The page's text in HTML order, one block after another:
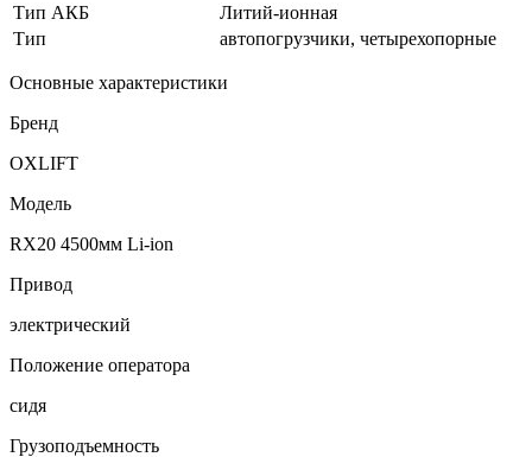
Тип АКБ
Литий-ионная
Тип
автопогрузчики, четырехопорные
Основные характеристики
Бренд
OXLIFT
Модель
RX20 4500мм Li-ion
Привод
электрический
Положение оператора
сидя
Грузоподъемность